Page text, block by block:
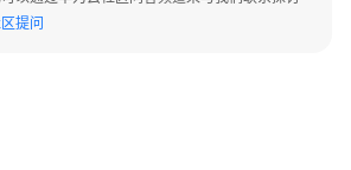
提问